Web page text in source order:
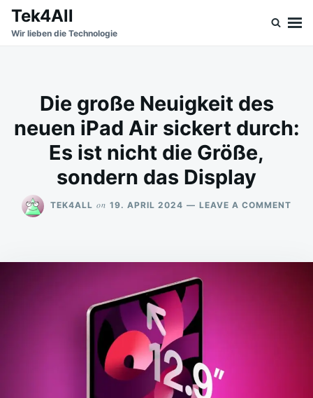
SkipSearch
for:
Tek4All
Wir lieben die Technologie
Die große Neuigkeit des
neuen iPad Air sickert durch:
Es ist nicht die Größe,
sondern das Display
TEK4ALL on 19. APRIL 2024 LEAVE A COMMENT